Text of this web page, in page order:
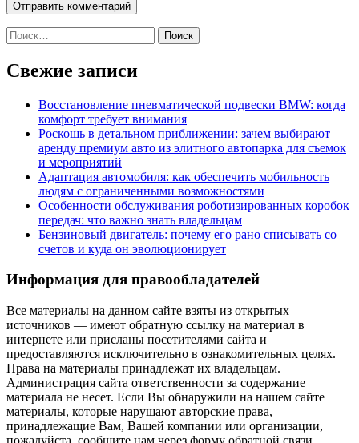
Найти:
Свежие записи
Восстановление пневматической подвески BMW: когда
комфорт требует внимания
Роскошь в детальном приближении: зачем выбирают
аренду премиум авто из элитного автопарка для съемок
и мероприятий
Адаптация автомобиля: как обеспечить мобильность
людям с ограниченными возможностями
Особенности обслуживания роботизированных коробок
передач: что важно знать владельцам
Бензиновый двигатель: почему его рано списывать со
счетов и куда он эволюционирует
Информация для правообладателей
Все материалы на данном сайте взяты из открытых
источников — имеют обратную ссылку на материал в
интернете или присланы посетителями сайта и
предоставляются исключительно в ознакомительных целях.
Права на материалы принадлежат их владельцам.
Администрация сайта ответственности за содержание
материала не несет. Если Вы обнаружили на нашем сайте
материалы, которые нарушают авторские права,
принадлежащие Вам, Вашей компании или организации,